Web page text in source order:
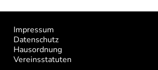
Impressum
Datenschutz
Hausordnung
Vereinsstatuten